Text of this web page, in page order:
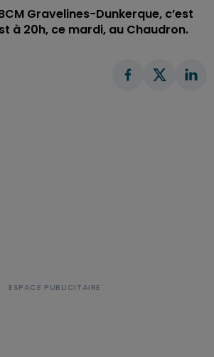
Gravelines-Dunkerque, c’est
à 20h, ce mardi, au Chaudron.